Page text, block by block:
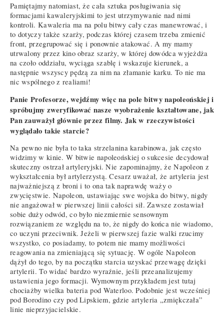
Pamiętajmy natomiast, że cała sztuka posługiwania się
formacjami kawaleryjskimi to jest utrzymywanie nad nimi
kontroli. Kawaleria ma na polu bitwy cały czas manewrować, i
to dotyczy także szarży, podczas której czasem trzeba zmienić
front, przegrupować się i ponownie atakować. A my mamy
utrwalony przez kino obraz szarży, w której dowódca wyjeżdża
na czoło oddziału, wyciąga szablę i wskazuje kierunek, a
następnie wszyscy pędzą za nim na złamanie karku. To nie ma
nic wspólnego z realiami!
Panie Profesorze, wejdźmy więc na pole bitwy napoleońskiej i
spróbujmy zweryfikować nasze wyobrażenie kształtowane, jak
Pan zauważył głównie przez filmy. Jak w rzeczywistości
wyglądało takie starcie?
Na pewno nie była to taka strzelanina karabinowa, jak często
widzimy w kinie. W bitwie napoleońskiej o sukcesie decydował
skuteczny ostrzał artyleryjski. Nie zapominajmy, że Napoleon z
wykształcenia był artylerzystą. Cesarz uważał, że artyleria jest
najważniejszą z broni i to ona tak naprawdę waży o
zwycięstwie. Napoleon, ustawiając swe wojska do bitwy, nigdy
nie angażował w pierwszej linii całości sił. Zawsze zostawiał
sobie duży odwód, co było niezmiernie sensownym
rozwiązaniem ze względu na to, że nigdy do końca nie wiadomo,
co uczyni przeciwnik. Jeżeli w pierwszej fazie walki rzucimy
wszystko, co posiadamy, to potem nie mamy możliwości
reagowania na zmieniającą się sytuację. W ogóle Napoleon
dążył do tego, by na początku starcia uzyskać przewagę dzięki
artylerii. To widać bardzo wyraźnie, jeśli przeanalizujemy
ustawienia jego formacji. Wymownym przykładem jest tutaj
chociażby wielka bateria pod Waterloo. Podobnie jest wcześniej
pod Borodino czy pod Lipskiem, gdzie artyleria „zmiękczała”
linie nieprzyjacielskie.